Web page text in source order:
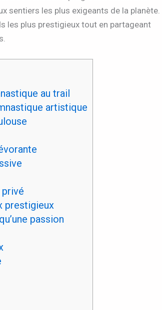
sentiers les plus exigeants de la planète.
les plus prestigieux tout en partageant
au trail
artistique
privé
prestigieux
passion